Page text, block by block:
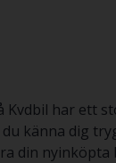
Kvdbil har ett
känna dig
din